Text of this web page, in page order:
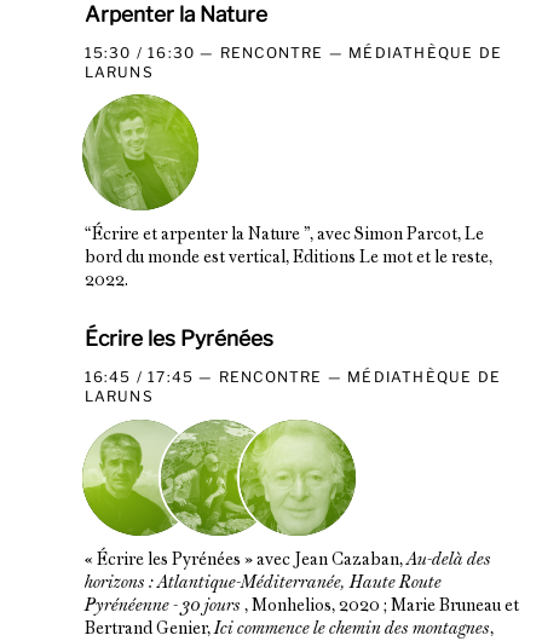
Arpenter la Nature
15:30 / 16:30 RENCONTRE
MÉDIATHÈQUE DE
LARUNS
“Écrire et arpenter la Nature ”, avec Simon Parcot, Le
bord du monde est vertical, Editions Le mot et le reste,
2022.
Écrire les Pyrénées
16:45 / 17:45 RENCONTRE
MÉDIATHÈQUE DE
LARUNS
« Écrire les Pyrénées » avec Jean Cazaban, Au-delà des
horizons : Atlantique-Méditerranée, Haute Route
Pyrénéenne - 30 jours , Monhelios, 2020 ; Marie Bruneau et
Bertrand Genier, Ici commence le chemin des montagnes,